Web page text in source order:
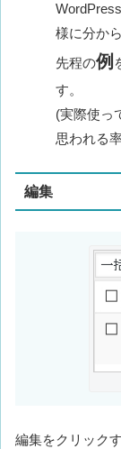
様に分か
先程の例
す。
(実際使っ
思われる
編集
編集をクリック